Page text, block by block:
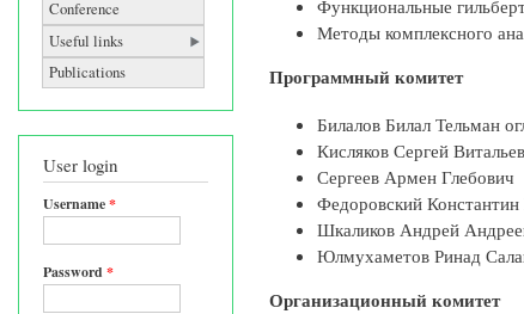
Conference
Useful links
Publications
User login
Username*
Password*
Функциональные
Методы комплексного
Программный комитет
Билалов Билал Тельман
Кисляков Сергей
Сергеев Армен Глебович
Федоровский
Шкаликов Андрей
Юлмухаметов Ринад
Организационный комитет